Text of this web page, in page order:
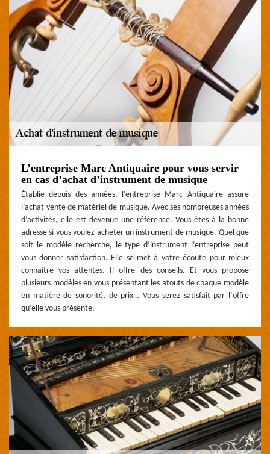
L’entreprise Marc Antiquaire pour vous servir
en cas d’achat d’instrument de musique
Établie depuis des années, l’entreprise Marc Antiquaire assure
l’achat-vente de matériel de musique. Avec ses nombreuses années
d’activités, elle est devenue une référence. Vous êtes à la bonne
adresse si vous voulez acheter un instrument de musique. Quel que
soit le modèle recherche, le type d’instrument l’entreprise peut
vous donner satisfaction. Elle se met à votre écoute pour mieux
connaitre vos attentes. Il offre des conseils. Et vous propose
plusieurs modèles en vous présentant les atouts de chaque modèle
en matière de sonorité, de prix… Vous serez satisfait par l‘offre
qu’elle vous présente.